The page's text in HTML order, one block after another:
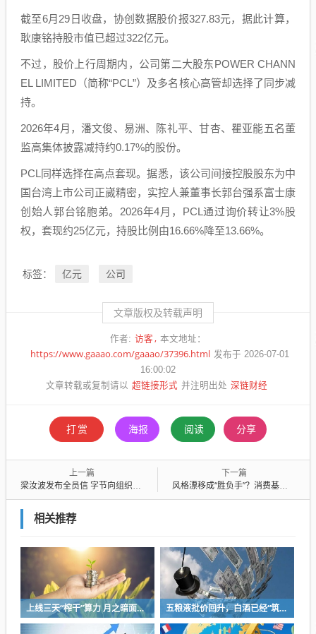
截至6月29日收盘，协创数据股价报327.83元，据此计算，
耿康铭持股市值已超过322亿元。
不过，股价上行周期内，公司第二大股东POWER CHANN
EL LIMITED（简称“PCL”）及多名核心高管却选择了同步减
持。
2026年4月，潘文俊、易洲、陈礼平、甘杏、瞿亚能五名董
监高集体披露减持约0.17%的股份。
PCL同样选择在高点套现。据悉，该公司间接控股股东为中
国台湾上市公司正崴精密，实控人兼董事长郭台强系富士康
创始人郭台铭胞弟。2026年4月，PCL通过询价转让3%股
权，套现约25亿元，持股比例由16.66%降至13.66%。
标签： 亿元 公司
文章版权及转载声明
作者: 访客 本文地址：
https://www.gaaao.com/gaaao/37396.html 发布于 2026-07-01
16:00:02
文章转载或复制请以 超链接形式 并注明出处 深链财经
打赏 海报 阅读 分享
上一篇
梁汝波发布全员信 字节向组织要效率
下一篇
风格漂移成“胜负手”？消费基金九成亏损之下，那几只暴涨超50%的基金，能否上车？
相关推荐
上线三天“榨干”算力 月之暗面被Kimi K3“逼”着IPO 五粮液批价回升，白酒已经“筑底”？